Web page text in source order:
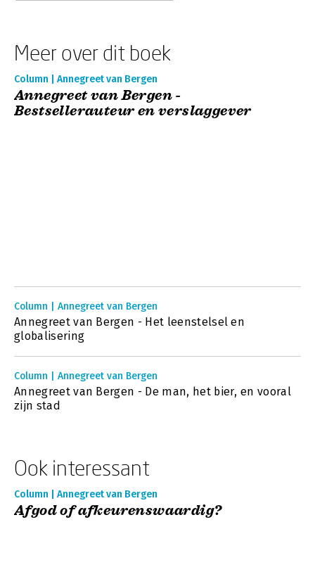
Meer over dit boek
Column | Annegreet van Bergen
Annegreet van Bergen -
Bestsellerauteur en verslaggever
Column | Annegreet van Bergen
Annegreet van Bergen - Het leenstelsel en
globalisering
Column | Annegreet van Bergen
Annegreet van Bergen - De man, het bier, en vooral
zijn stad
Ook interessant
Column | Annegreet van Bergen
Afgod of afkeurenswaardig?